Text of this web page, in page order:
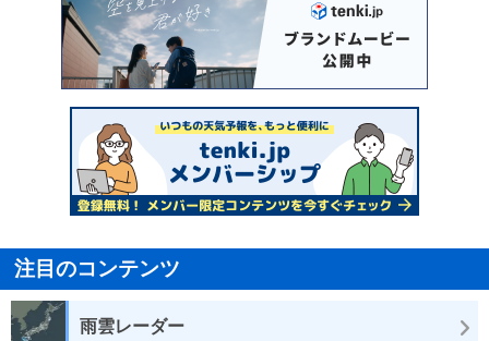
注目のコンテンツ
雨雲レーダー